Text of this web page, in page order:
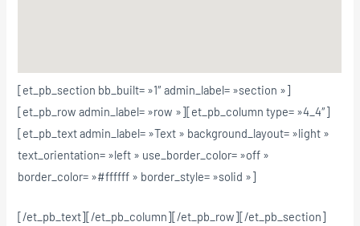
[et_pb_section bb_built= »1″ admin_label= »section »]
[et_pb_row admin_label= »row »][et_pb_column type= »4_4″]
[et_pb_text admin_label= »Text » background_layout= »light »
text_orientation= »left » use_border_color= »off »
border_color= »#ffffff » border_style= »solid »]
[/et_pb_text][/et_pb_column][/et_pb_row][/et_pb_section]